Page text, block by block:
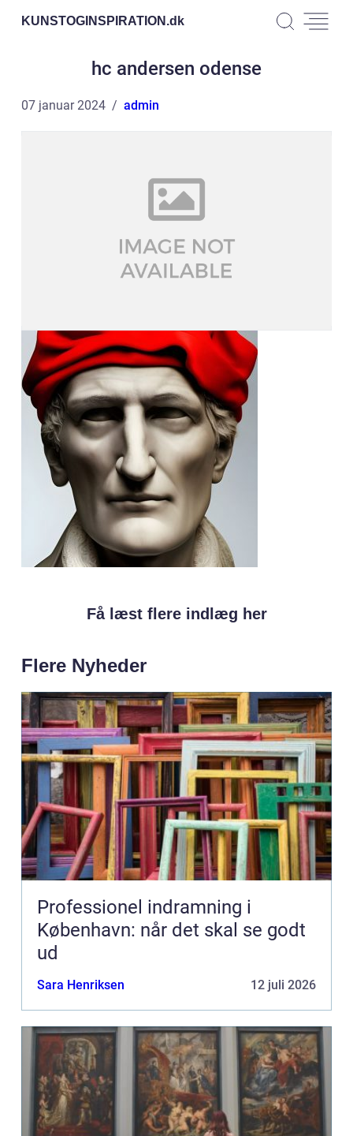
KUNSTOGINSPIRATION.dk
hc andersen odense
07 januar 2024 admin
Få læst flere indlæg her
Flere Nyheder
Professionel indramning i
København: når det skal se godt
ud
Sara Henriksen 12 juli 2026